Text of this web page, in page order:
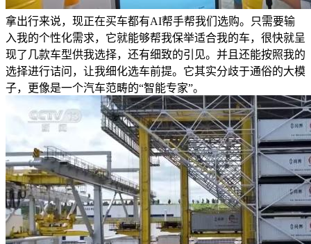
拿出行来说，现正在买车都有AI帮手帮我们选购。只需要输
入我的个性化需求，它就能够帮我保举适合我的车，很快就呈
现了几款车型供我选择，还有细致的引见。并且还能按照我的
选择进行诘问，让我细化选车前提。它其实分歧于通俗的大模
子，更像是一个汽车范畴的“智能专家”。